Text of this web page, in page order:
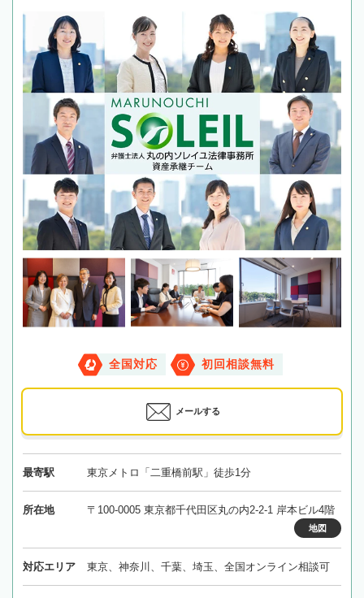
全国対応 初回相談無料
メールする
最寄駅 東京メトロ「二重橋前駅」徒歩1分
所在地 〒100-0005 東京都千代田区丸の内2-2-1 岸本ビル4階
地図
対応エリア 東京、神奈川、千葉、埼玉、全国オンライン相談可